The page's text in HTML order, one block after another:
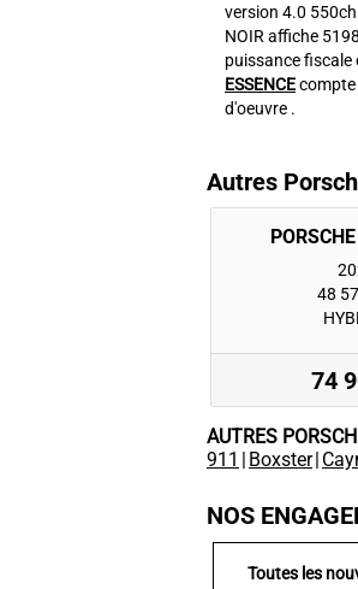
version 4.0
NOIR affiche
puissance fiscale
ESSENCEcompte
d'oeuvre .
Autres
48
74
AUTRES
911
Boxster
NOS
Toutes les